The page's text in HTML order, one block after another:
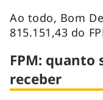
Ao todo, Bom
815.151,43 do
FPM:
receber